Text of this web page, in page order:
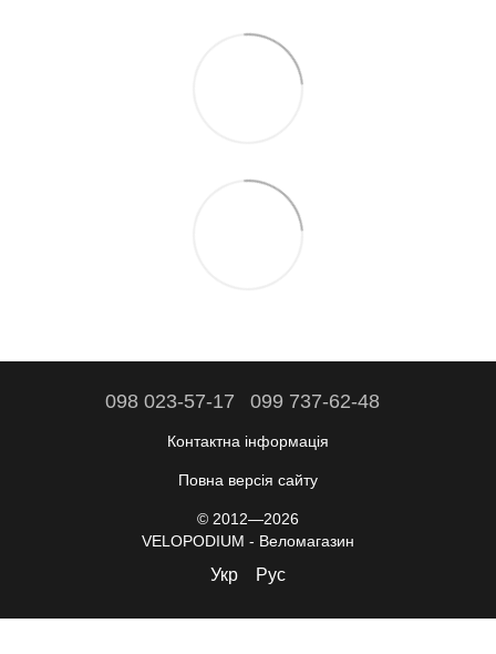
098 023-57-17 099 737-62-48
Контактна інформація
Повна версія сайту
© 2012—2026
VELOPODIUM - Веломагазин
Укр Рус